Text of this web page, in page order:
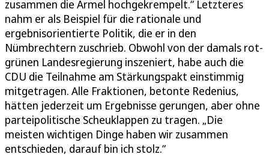
zusammen die Ärmel hochgekrempelt.“ Letzteres
nahm er als Beispiel für die rationale und
ergebnisorientierte Politik, die er in den
Nümbrechtern zuschrieb. Obwohl von der damals rot-
grünen Landesregierung inszeniert, habe auch die
CDU die Teilnahme am Stärkungspakt einstimmig
mitgetragen. Alle Fraktionen, betonte Redenius,
hätten jederzeit um Ergebnisse gerungen, aber ohne
parteipolitische Scheuklappen zu tragen. „Die
meisten wichtigen Dinge haben wir zusammen
entschieden, darauf bin ich stolz.“